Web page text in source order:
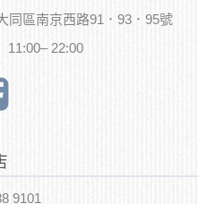
同區南京西路91．93．95號
11:00– 22:00
9101